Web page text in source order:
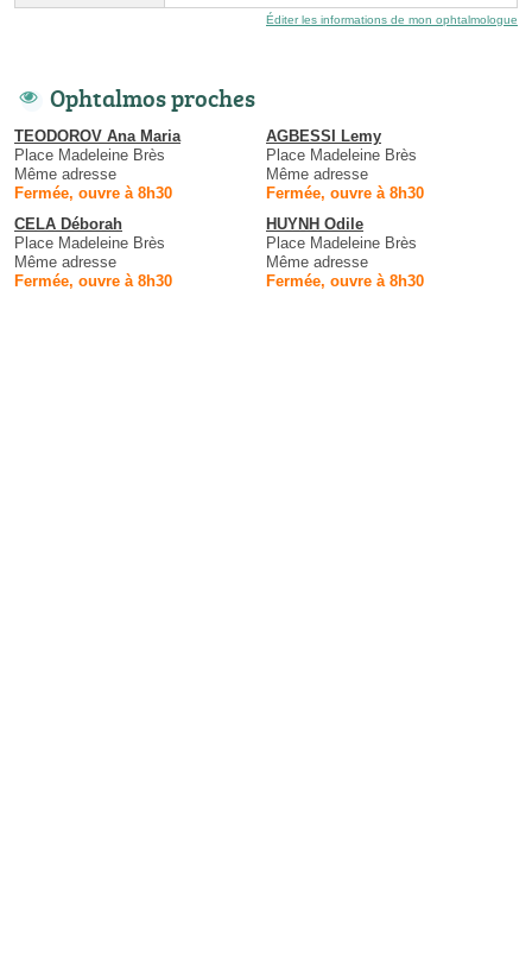
Éditer les informations de mon ophtalmologue
Ophtalmos proches
TEODOROV Ana Maria
Place Madeleine Brès
Même adresse
Fermée, ouvre à 8h30
AGBESSI Lemy
Place Madeleine Brès
Même adresse
Fermée, ouvre à 8h30
CELA Déborah
Place Madeleine Brès
Même adresse
Fermée, ouvre à 8h30
HUYNH Odile
Place Madeleine Brès
Même adresse
Fermée, ouvre à 8h30